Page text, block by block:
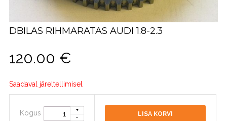
DBILAS RIHMARATAS AUDI 1.8-2.3
120.00 €
Saadaval järeltellimisel
Kogus LISA KORVI